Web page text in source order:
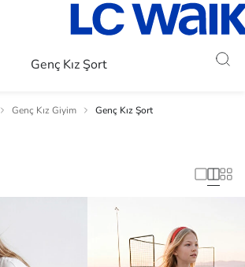
Genç Kız Şort
Genç Kız Giyim Genç Kız Şort